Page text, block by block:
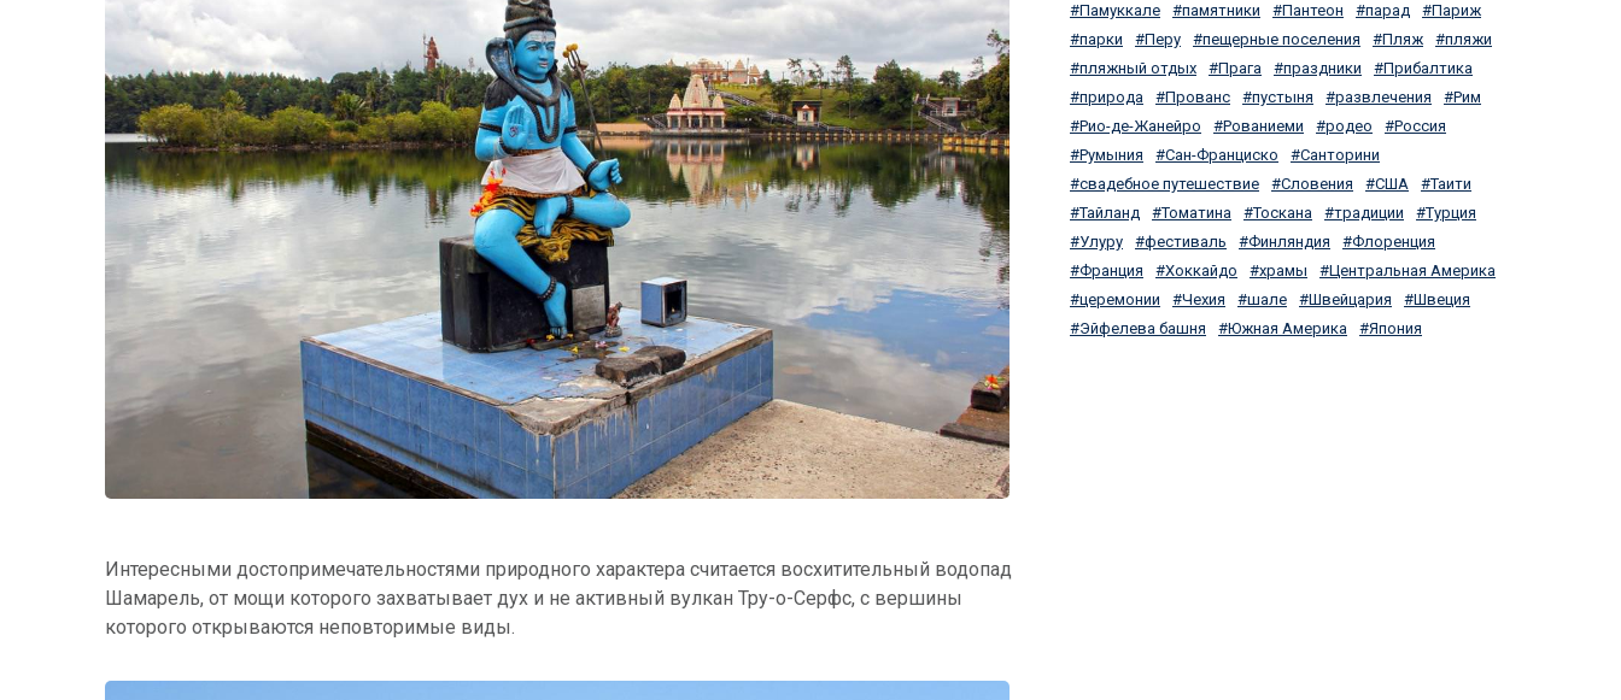
Интересными достопримечательностями природного характера считается восхитительный водопад
Шамарель, от мощи которого захватывает дух и не активный вулкан Тру-о-Серфс, с вершины
которого открываются неповторимые виды.
Памуккале
памятники Пантеон парад
Париж
парки
Перу пещерные поселения Пляж
пляжи
пляжный отдых
Прага праздники
Прибалтика
природа
Прованс пустыня развлечения
Рим
Рио-де-Жанейро
Рованиеми родео
Россия
Румыния
Сан-Франциско
Санторини
свадебное путешествие
Словения США
Таити
Тайланд
Томатина Тоскана традиции
Турция
Улуру
фестиваль Финляндия
Флоренция
Франция
Хоккайдо храмы
Центральная Америка
церемонии
Чехия шале Швейцария
Швеция
Эйфелева башня
Южная Америка Япония